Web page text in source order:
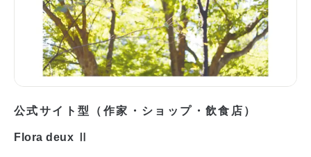
公式サイト型（作家・ショップ・飲食店）
Flora deux Ⅱ